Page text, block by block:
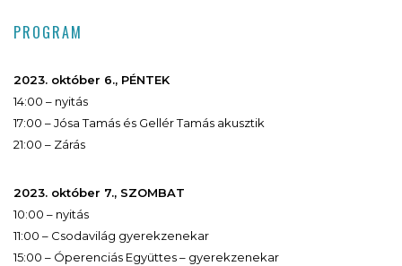
PROGRAM
2023. október 6., PÉNTEK
14:00 – nyitás
17:00 – Jósa Tamás és Gellér Tamás akusztik
21:00 – Zárás
2023. október 7., SZOMBAT
10:00 – nyitás
11:00 – Csodavilág gyerekzenekar
15:00 – Óperenciás Együttes – gyerekzenekar